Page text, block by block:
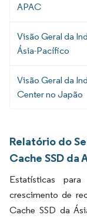
APAC
Visão Geral da
Ásia-Pacífico
Visão Geral da
Center no Japão
Relatório do
Cache SSD da
Estatísticas
crescimento de
Cache SSD da